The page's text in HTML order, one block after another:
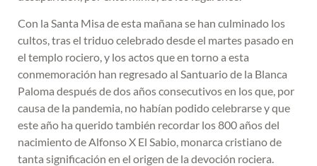
Con la Santa Misa de esta mañana se han culminado los
cultos, tras el triduo celebrado desde el martes pasado en
el templo rociero, y los actos que en torno a esta
conmemoración han regresado al Santuario de la Blanca
Paloma después de dos años consecutivos en los que, por
causa de la pandemia, no habían podido celebrarse y que
este año ha querido también recordar los 800 años del
nacimiento de Alfonso X El Sabio, monarca cristiano de
tanta significación en el origen de la devoción rociera.